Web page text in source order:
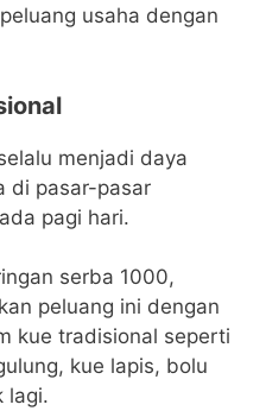
usaha dengan
menjadi daya
di pasar-pasar
pagi hari.
serba 1000,
peluang ini dengan
kue tradisional seperti
kue lapis, bolu
lagi.